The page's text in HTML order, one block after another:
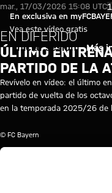
Video:
Reproducir vídeo
En exclusiva en
Vea este vídeo gratis
Iniciar sesión Más
mar., 17/03/2026 15:08 UTC
EN DIFERIDO
ÚLTIMO
PARTIDO DE LA
Revívelo en vídeo: el último
partido de vuelta de los
en la temporada 2025/26 de
© FC Bayern
TEMAS DE ESTE